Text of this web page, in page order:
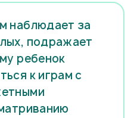
наблюдает за
подражает
ребенок
к играм с